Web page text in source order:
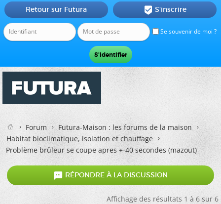
Se souvenir de moi ?
Retour sur Futura  S'inscrire
Forum
Futura-Maison : les forums de la maison
Habitat bioclimatique, isolation et chauffage
Problème brûleur se coupe apres +-40 secondes (mazout)
 RÉPONDRE À LA DISCUSSION
Affichage des résultats 1 à 6 sur 6